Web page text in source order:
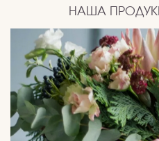
НАША